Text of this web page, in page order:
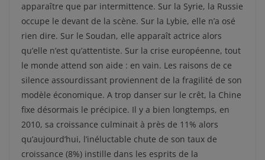
apparaître que par intermittence. Sur la Syrie, la Russie
occupe le devant de la scène. Sur la Lybie, elle n’a osé
rien dire. Sur le Soudan, elle apparaît actrice alors
qu’elle n’est qu’attentiste. Sur la crise européenne, tout
le monde attend son aide : en vain. Les raisons de ce
silence assourdissant proviennent de la fragilité de son
modèle économique. A trop danser sur le crêt, la Chine
fixe désormais le précipice. Il y a bien longtemps, en
2010, sa croissance culminait à près de 11% alors
qu’aujourd’hui, l’inéluctable chute de son taux de
croissance (8%) instille dans les esprits de la